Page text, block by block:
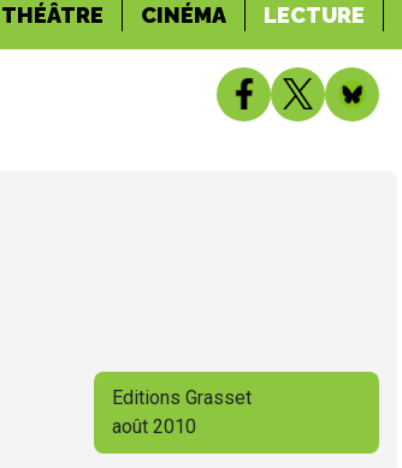
THÉÂTRE CINÉMA LECTURE
Editions Grasset
août 2010